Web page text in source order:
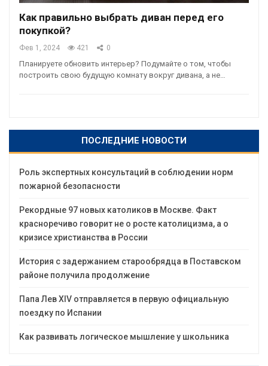
Как правильно выбрать диван перед его
покупкой?
Фев 1, 2024 421 0
Планируете обновить интерьер? Подумайте о том, чтобы
построить свою будущую комнату вокруг дивана, а не…
ПОСЛЕДНИЕ НОВОСТИ
Роль экспертных консультаций в соблюдении норм
пожарной безопасности
Рекордные 97 новых католиков в Москве. Факт
красноречиво говорит не о росте католицизма, а о
кризисе христианства в России
История с задержанием старообрядца в Поставском
районе получила продолжение
Папа Лев XIV отправляется в первую официальную
поездку по Испании
Как развивать логическое мышление у школьника